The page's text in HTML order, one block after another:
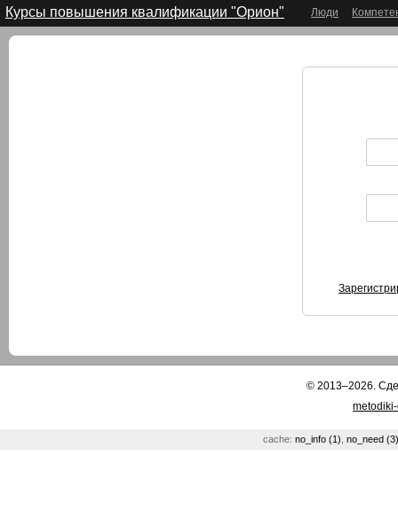
Курсы повышения квалификации "Орион" Люди
© 2013–2026.
cache: no_info (1) no_need (3)